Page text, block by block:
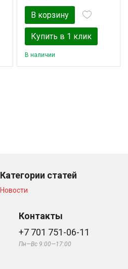
В корзину
Купить в 1 клик
В наличии
Категории статей
Новости
Контакты
+7 701 751-06-11
Пн—Вс 9:00—17:00